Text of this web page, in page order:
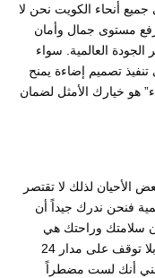
جميع أنحاء الكويت نحن لا
مستوى جمال وأمان
الجودة العالمية. سواء
تصميم إضاءة يمنح
هو خيارك الأمثل لضمان
الأحيان لذلك لا تقتصر
فنحن ندرك جيداً أن
سلامتك وراحتك هي
أولويتنا فقد خصصنا لكم فريق للطوارئ يعمل بلا توقف على مدار 24
يعني أنك لست مضطراً